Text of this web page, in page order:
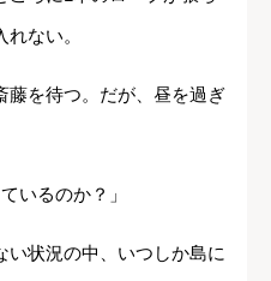
ない。
藤を待つ。だが、昼を過ぎ
いるのか？」
い状況の中、いつしか島に